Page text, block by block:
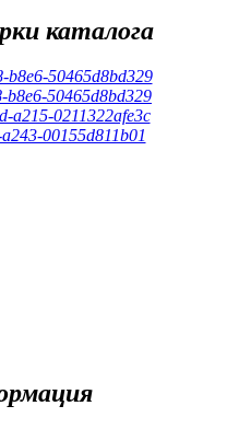
каталога
b8e6-50465d8bd329
b8e6-50465d8bd329
a215-0211322afe3c
00155d811b01